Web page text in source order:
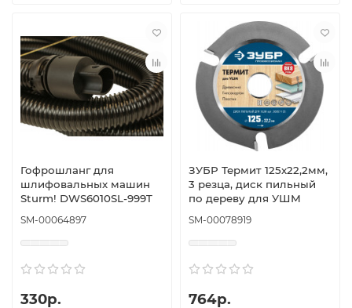
Гофрошланг для
шлифовальных машин
Sturm! DWS6010SL-999T
SM-00064897
330р.
ЗУБР Термит 125х22,2мм,
3 резца, диск пильный
по дереву для УШМ
SM-00078919
764р.